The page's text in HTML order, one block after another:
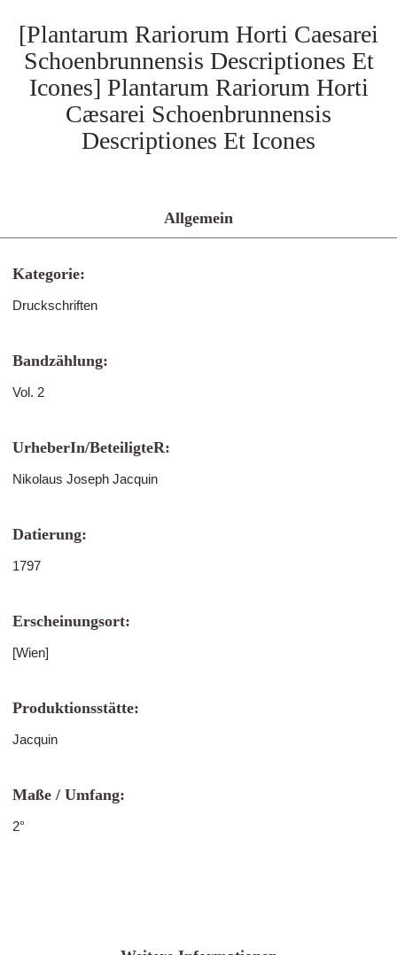
[Plantarum Rariorum Horti Caesarei
Schoenbrunnensis Descriptiones Et
Icones] Plantarum Rariorum Horti
Cæsarei Schoenbrunnensis
Descriptiones Et Icones
Allgemein
Kategorie:
Druckschriften
Bandzählung:
Vol. 2
UrheberIn/BeteiligteR:
Nikolaus Joseph Jacquin
Datierung:
1797
Erscheinungsort:
[Wien]
Produktionsstätte:
Jacquin
Maße / Umfang:
2°